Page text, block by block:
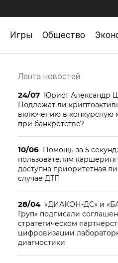
Игры Общество
Лента новостей
24/07 Юрист Александр
Подлежат ли
включению в конкурсную
при банкротстве?
10/06 Помощь за 5 секунд:
пользователям
доступна приоритетная
случае ДТП
28/04 «ДИАКОН-ДС» и
Груп» подписали
стратегическом
цифровизации
диагностики